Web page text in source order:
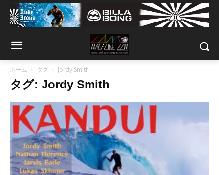
ホーム タグ Jordy Smith
タグ: Jordy Smith